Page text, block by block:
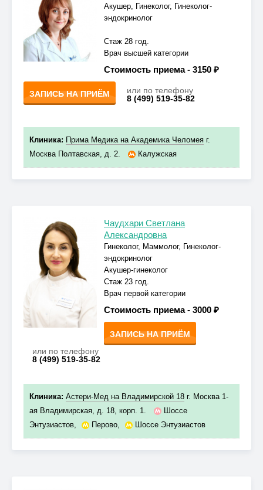
Акушер, Гинеколог, Гинеколог-
эндокринолог
Стаж 28 год.
Врач высшей категории
Стоимость приема - 3150 ₽
ЗАПИСЬ НА ПРИЁМ
или по телефону
8 (499) 519-35-82
Клиника: Прима Медика на Академика Челомея г.
Москва Полтавская, д. 2.
Калужская
Чаудхари Светлана
Александровна
Гинеколог, Маммолог, Гинеколог-
эндокринолог
Акушер-гинеколог
Стаж 23 год.
Врач первой категории
Стоимость приема - 3000 ₽
ЗАПИСЬ НА ПРИЁМ
или по телефону
8 (499) 519-35-82
Клиника: Астери-Мед на Владимирской 18 г. Москва 1-
ая Владимирская, д. 18, корп. 1.
Шоссе
Энтузиастов, Перово, Шоссе Энтузиастов